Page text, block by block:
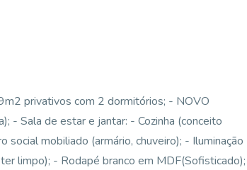
privativos com 2 dormitórios; - NOVO
- Sala de estar e jantar: - Cozinha (conceito
mobiliado (armário, chuveiro); - Iluminação
limpo); - Rodapé branco em MDF(Sofisticado);